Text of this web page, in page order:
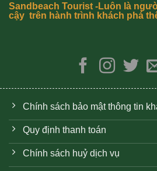
Sandbeach Tourist -Luôn là
cậy trên hành trình khách phá
Chính sách bảo mật thông tin
Quy định thanh toán
Chính sách huỷ dịch vụ